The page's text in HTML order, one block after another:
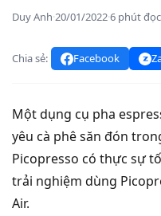
Duy Anh·20/01/2022·6 phút đọc
Chia sẻ: Facebook
Một dụng cụ pha
yêu cà phê săn đón
Picopresso có thực sự
trải nghiệm dùng
Air.